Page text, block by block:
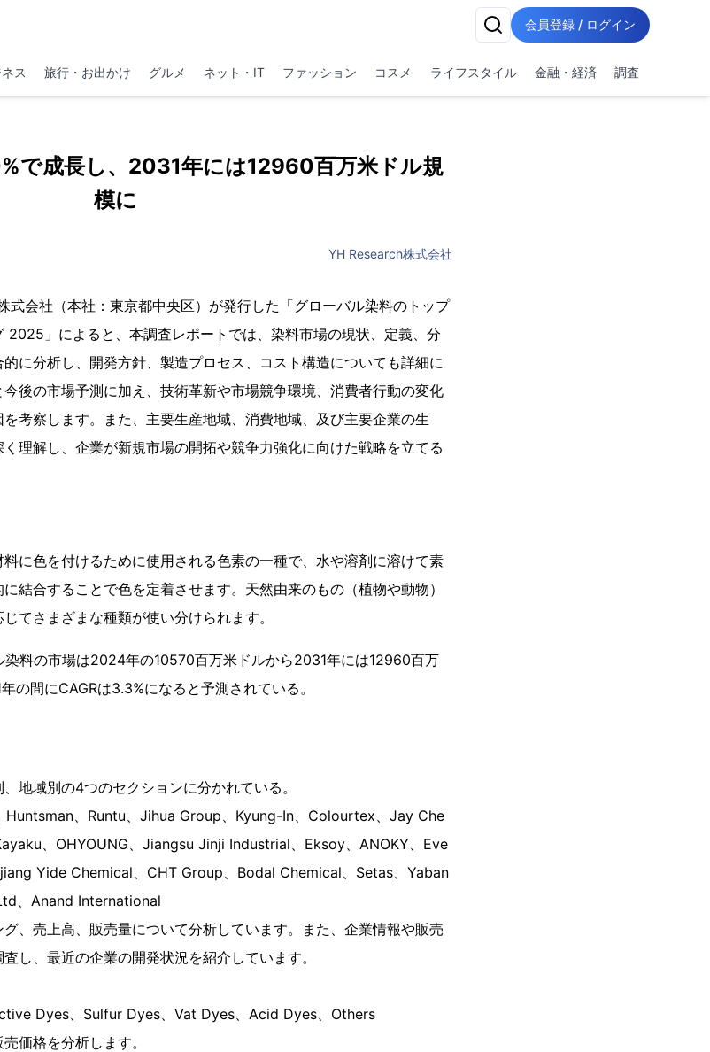
会員登録 / ログイン
ス 旅行・お出かけ グルメ ネット・IT ファッション コスメ ライフスタイル 金融・経済 調査
で成長し、2031年には12960百万米ドル規
模に
YH Research株式会社
会社（本社：東京都中央区）が発行した「グローバル染料のトップ
2025」によると、本調査レポートでは、染料市場の現状、定義、分
に分析し、開発方針、製造プロセス、コスト構造についても詳細に
後の市場予測に加え、技術革新や市場競争環境、消費者行動の変化
考察します。また、主要生産地域、消費地域、及び主要企業の生
理解し、企業が新規市場の開拓や競争力強化に向けた戦略を立てる
に色を付けるために使用される色素の一種で、水や溶剤に溶けて素
結合することで色を定着させます。天然由来のもの（植物や動物）
てさまざまな種類が使い分けられます。
料の市場は2024年の10570百万米ドルから2031年には12960百万
の間にCAGRは3.3%になると予測されている。
地域別の4つのセクションに分かれている。
Huntsman、Runtu、Jihua Group、Kyung-In、Colourtex、Jay Che
、OHYOUNG、Jiangsu Jinji Industrial、Eksoy、ANOKY、Eve
Yide Chemical、CHT Group、Bodal Chemical、Setas、Yaban
、Anand International
、売上高、販売量について分析しています。また、企業情報や販売
し、最近の企業の開発状況を紹介しています。
Dyes、Sulfur Dyes、Vat Dyes、Acid Dyes、Others
価格を分析します。